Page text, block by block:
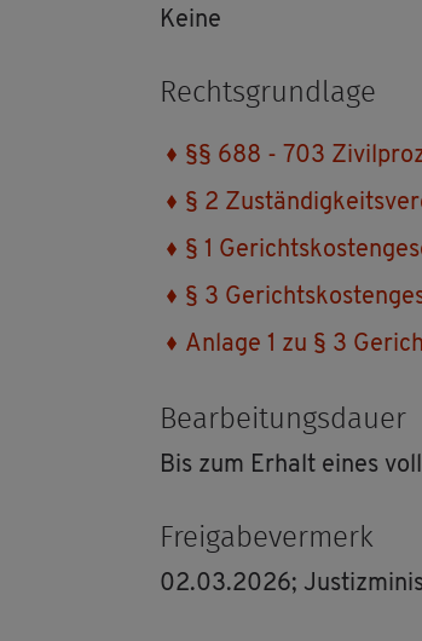
Keine
Rechts­grund­la­ge
§§ 688 - 703
§ 2
§ 1
§ 3
An­la­ge 1 zu § 3
Be­ar­bei­tungs­dau­er
Bis zum Er­halt eines
Frei­ga­be­ver­merk
02.03.2026;